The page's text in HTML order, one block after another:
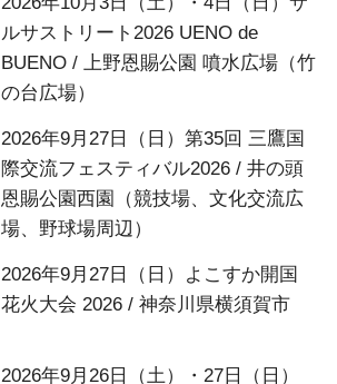
ルサストリート2026 UENO de
BUENO / 上野恩賜公園 噴水広場（竹
の台広場）
2026年9月27日（日）第35回 三鷹国
際交流フェスティバル2026 / 井の頭
恩賜公園西園（競技場、文化交流広
場、野球場周辺）
2026年9月27日（日）よこすか開国
花火大会 2026 / 神奈川県横須賀市
2026年9月26日（土）・27日（日）